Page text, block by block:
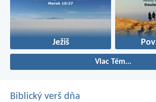
Ježiš
Viac Tém...
Biblický verš dňa